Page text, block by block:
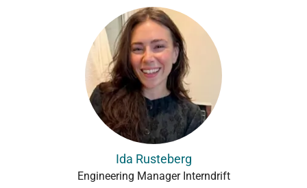
Ida Rusteberg
Engineering Manager Interndrift